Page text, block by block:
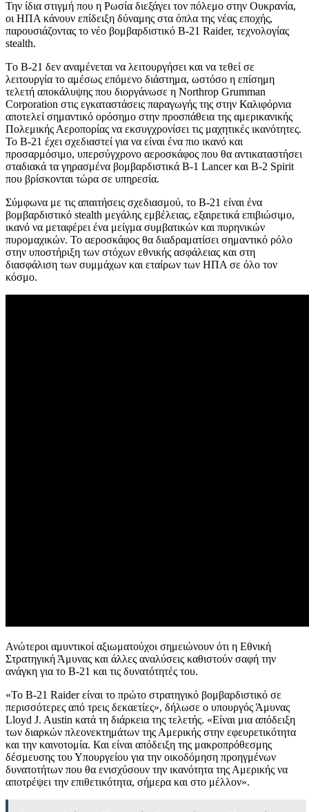
Την ίδια στιγμή που η Ρωσία διεξάγει τον πόλεμο στην Ουκρανία,
οι ΗΠΑ κάνουν επίδειξη δύναμης στα όπλα της νέας εποχής,
παρουσιάζοντας το νέο βομβαρδιστικό B-21 Raider, τεχνολογίας
stealth.
Tο B-21 δεν αναμένεται να λειτουργήσει και να τεθεί σε
λειτουργία το αμέσως επόμενο διάστημα, ωστόσο η επίσημη
τελετή αποκάλυψης που διοργάνωσε η Northrop Grumman
Corporation στις εγκαταστάσεις παραγωγής της στην Καλιφόρνια
αποτελεί σημαντικό ορόσημο στην προσπάθεια της αμερικανικής
Πολεμικής Αεροπορίας να εκσυγχρονίσει τις μαχητικές ικανότητες.
Το B-21 έχει σχεδιαστεί για να είναι ένα πιο ικανό και
προσαρμόσιμο, υπερσύγχρονο αεροσκάφος που θα αντικαταστήσει
σταδιακά τα γηρασμένα βομβαρδιστικά B-1 Lancer και B-2 Spirit
που βρίσκονται τώρα σε υπηρεσία.
Σύμφωνα με τις απαιτήσεις σχεδιασμού, το B-21 είναι ένα
βομβαρδιστικό stealth μεγάλης εμβέλειας, εξαιρετικά επιβιώσιμο,
ικανό να μεταφέρει ένα μείγμα συμβατικών και πυρηνικών
πυρομαχικών. Το αεροσκάφος θα διαδραματίσει σημαντικό ρόλο
στην υποστήριξη των στόχων εθνικής ασφάλειας και στη
διασφάλιση των συμμάχων και εταίρων των ΗΠΑ σε όλο τον
κόσμο.
Ανώτεροι αμυντικοί αξιωματούχοι σημειώνουν ότι η Εθνική
Στρατηγική Άμυνας και άλλες αναλύσεις καθιστούν σαφή την
ανάγκη για το Β-21 και τις δυνατότητές του.
«Το B-21 Raider είναι το πρώτο στρατηγικό βομβαρδιστικό σε
περισσότερες από τρεις δεκαετίες», δήλωσε ο υπουργός Άμυνας
Lloyd J. Austin κατά τη διάρκεια της τελετής. «Είναι μια απόδειξη
των διαρκών πλεονεκτημάτων της Αμερικής στην εφευρετικότητα
και την καινοτομία. Και είναι απόδειξη της μακροπρόθεσμης
δέσμευσης του Υπουργείου για την οικοδόμηση προηγμένων
δυνατοτήτων που θα ενισχύσουν την ικανότητα της Αμερικής να
αποτρέψει την επιθετικότητα, σήμερα και στο μέλλον».